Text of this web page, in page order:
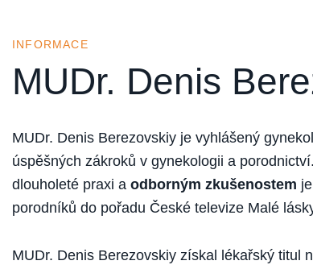
INFORMACE
MUDr. Denis
MUDr. Denis Berezovskiy je vyhlášený
úspěšných zákroků v gynekologii a
dlouholeté praxi a odborným zkušenostem
porodníků do pořadu České televize Malé
MUDr. Denis Berezovskiy získal lékařský titul